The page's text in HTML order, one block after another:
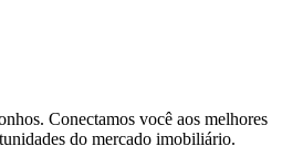
Conectamos você aos melhores
do mercado imobiliário.